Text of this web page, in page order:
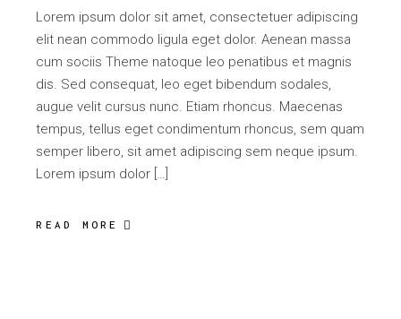
Lorem ipsum dolor sit amet, consectetuer adipiscing
elit nean commodo ligula eget dolor. Aenean massa
cum sociis Theme natoque leo penatibus et magnis
dis. Sed consequat, leo eget bibendum sodales,
augue velit cursus nunc. Etiam rhoncus. Maecenas
tempus, tellus eget condimentum rhoncus, sem quam
semper libero, sit amet adipiscing sem neque ipsum.
Lorem ipsum dolor […]
READ MORE